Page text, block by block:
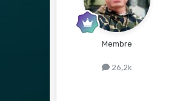
Membre
26,2k